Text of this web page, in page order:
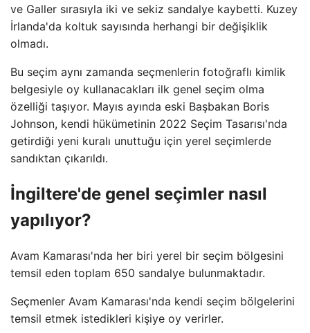
ve Galler sırasıyla iki ve sekiz sandalye kaybetti. Kuzey
İrlanda'da koltuk sayısında herhangi bir değişiklik
olmadı.
Bu seçim aynı zamanda seçmenlerin fotoğraflı kimlik
belgesiyle oy kullanacakları ilk genel seçim olma
özelliği taşıyor. Mayıs ayında eski Başbakan Boris
Johnson, kendi hükümetinin 2022 Seçim Tasarısı'nda
getirdiği yeni kuralı unuttuğu için yerel seçimlerde
sandıktan çıkarıldı.
İngiltere'de genel seçimler nasıl
yapılıyor?
Avam Kamarası'nda her biri yerel bir seçim bölgesini
temsil eden toplam 650 sandalye bulunmaktadır.
Seçmenler Avam Kamarası'nda kendi seçim bölgelerini
temsil etmek istedikleri kişiye oy verirler.